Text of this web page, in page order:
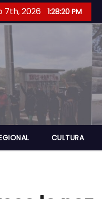
7th, 2026 1:28:21 PM
CULTURA